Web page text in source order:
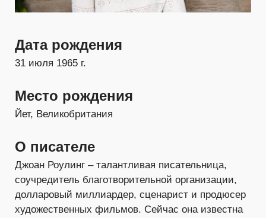
Дата рождения
31 июля 1965 г.
Место рождения
Йет, Великобритания
О писателе
Джоан Роулинг – талантливая писательница,
соучредитель благотворительной организации,
долларовый миллиардер, сценарист и продюсер
художественных фильмов. Сейчас она известна